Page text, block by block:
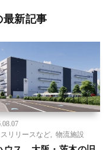
最新記事
リリースなど
物流施設